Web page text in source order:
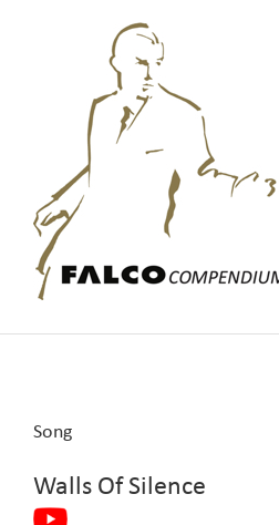
Song
Walls Of Silence